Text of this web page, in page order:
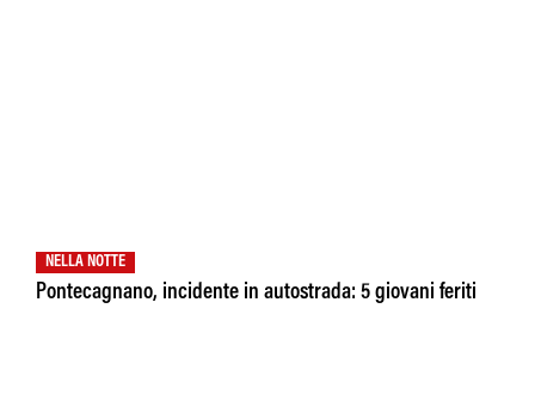
NELLA NOTTE
Pontecagnano, incidente in autostrada: 5 giovani feriti